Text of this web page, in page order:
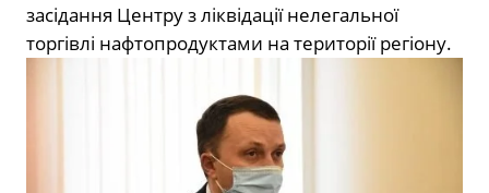
засідання Центру з ліквідації нелегальної
торгівлі нафтопродуктами на території регіону.